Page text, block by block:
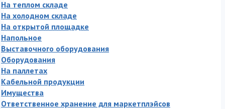
На теплом складе
На холодном складе
На открытой площадке
Напольное
Выставочного оборудования
Оборудования
На паллетах
Кабельной продукции
Имущества
Ответственное хранение для маркетплэйсов